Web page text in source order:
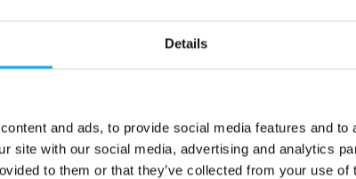
Details
and ads, to provide social media features and
site with our social media, advertising and analytics
to them or that they’ve collected from your use of